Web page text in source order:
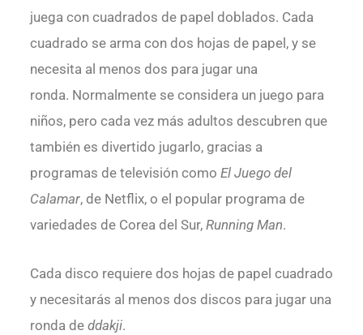
juega con cuadrados de papel doblados. Cada
cuadrado se arma con dos hojas de papel, y se
necesita al menos dos para jugar una
ronda. Normalmente se considera un juego para
niños, pero cada vez más adultos descubren que
también es divertido jugarlo, gracias a
programas de televisión como El Juego del
Calamar, de Netflix, o el popular programa de
variedades de Corea del Sur, Running Man.
Cada disco requiere dos hojas de papel cuadrado
y necesitarás al menos dos discos para jugar una
ronda de ddakji.